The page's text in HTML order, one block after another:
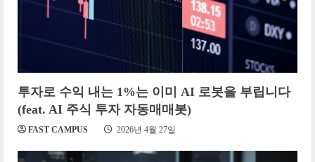
투자로 수익 내는 1%는 이미 AI 로봇을 부립니다
(feat. AI 주식 투자 자동매매봇)
FAST CAMPUS 2026년 4월 27일